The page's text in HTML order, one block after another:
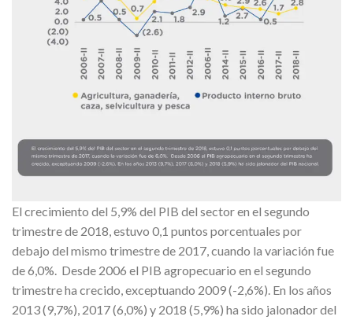
El crecimiento del 5,9% del PIB del sector en el segundo
trimestre de 2018, estuvo 0,1 puntos porcentuales por
debajo del mismo trimestre de 2017, cuando la variación fue
de 6,0%. Desde 2006 el PIB agropecuario en el segundo
trimestre ha crecido, exceptuando 2009 (-2,6%). En los años
2013 (9,7%), 2017 (6,0%) y 2018 (5,9%) ha sido jalonador del